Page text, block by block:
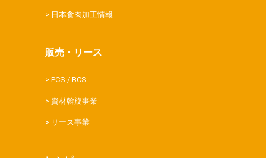
日本食肉加工情報
販売・リース
PCS / BCS
資材斡旋事業
リース事業